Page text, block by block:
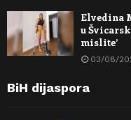
Elvedina
u
mislite’
03/08/
BiH dijaspora